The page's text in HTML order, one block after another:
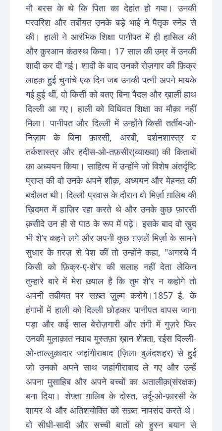
नौ बरस के थे कि पिता का देहांत हो गया। उनकी
परवरिश और तर्बीयत उनके बड़े भाई ने पैतृक स्नेह से
की। हाली ने आरंभिक शिक्षा पानीपत में ही हासिल की
और क़ुरआन कंठस्थ किया। 17 साल की उम्र में उनकी
शादी कर दी गई। शादी के बाद उनको रोज़गार की फ़िक्र
लाहक़ हुई चुनांचे एक दिन जब उनकी पत्नी अपने मायके
गई हुई थीं, वो किसी को बतए बिना पैदल और ख़ाली हाथ
दिल्ली आ गए। हाली को विधिवत शिक्षा का मौक़ा नहीं
मिला। पानीपत और दिल्ली में उन्होंने किसी तर्तीब-ओ-
निज़ाम के बिना फ़ारसी, अरबी, दर्शनशास्त्र व
तर्कशास्त्र और हदीस-ओ-तफ़सीर(व्याख्या) की किताबों
का अध्ययन किया। साहित्य में उन्होंने जो विशेष अंतर्दृष्टि
प्राप्त की वो उनके अपने शौक़, अध्ययन और मेहनत की
बदौलत थी। दिल्ली प्रवास के दौरान वो मिर्ज़ा ग़ालिब की
ख़िदमत में हाज़िर रहा करते थे और उनके कुछ फ़ारसी
क़सीदे उन ही से पाठ के रूप में पढ़े। इसके बाद वो ख़ुद
भी शे’र कहने लगे और अपनी कुछ ग़ज़लें मिर्ज़ा के सामने
सुधार के ग़रज़ से पेश कीं तो उन्होंने कहा, "अगरचे मैं
किसी को फ़िक्र-ए-शे’र की सलाह नहीं देता लेकिन
तुम्हारे बारे में मेरा ख़्याल है कि तुम शे’र न कहोगे तो
अपनी तबीयत पर सख़्त ज़ुल्म करोगे।1857 ई. के
हंगामों में हाली को दिल्ली छोड़कर पानीपत वापस जाना
पड़ा और कई साल बेरोज़गारी और तंगी में गुज़रे फिर
उनकी मुलाक़ात नवाब मुस्तफ़ा ख़ान शेफ़्ता, रईस दिल्ली-
ओ-ताल्लुक़ादार जहांगीराबाद (ज़िला बुलंदशहर) से हुई
जो उनको अपने साथ जहांगीराबाद ले गए और उन्हें
अपना मुसाहिब और अपने बच्चों का अतालीक़(संरक्षक)
बना दिया। शेफ़्ता ग़ालिब के दोस्त, उर्दू-ओ-फ़ारसी के
शायर थे और अतिशयोक्ति को सख़्त नापसंद करते थे।
वो सीधी-सादी और सच्ची बातों को हुस्न बयान से